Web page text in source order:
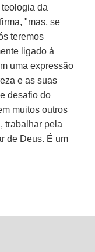
da
"mas, se
teremos
ligado à
uma expressão
e as suas
desafio do
muitos outros
trabalhar pela
de Deus. É um